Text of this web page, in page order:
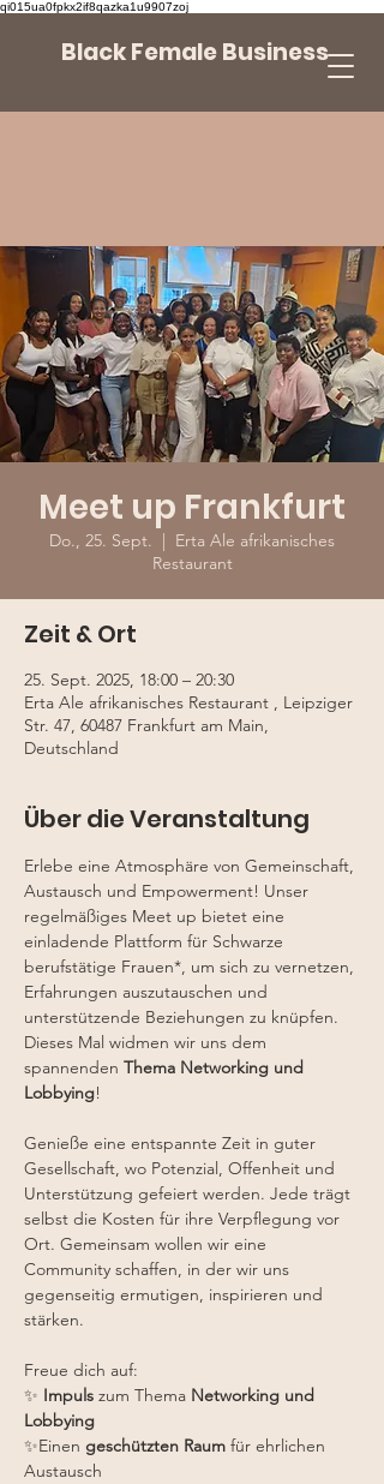
qi015ua0fpkx2if8qazka1u9907zoj
Black Female Business
Meet up Frankfurt
Do., 25. Sept.
  |
Erta Ale afrikanisches
Restaurant
Zeit & Ort
25. Sept. 2025, 18:00 – 20:30
Erta Ale afrikanisches Restaurant , Leipziger
Str. 47, 60487 Frankfurt am Main,
Deutschland
Über die Veranstaltung
Erlebe eine Atmosphäre von Gemeinschaft,
Austausch und Empowerment! Unser
regelmäßiges Meet up bietet eine
einladende Plattform für Schwarze
berufstätige Frauen*, um sich zu vernetzen,
Erfahrungen auszutauschen und
unterstützende Beziehungen zu knüpfen.
Dieses Mal widmen wir uns dem
spannenden Thema Networking und
Lobbying!
Genieße eine entspannte Zeit in guter
Gesellschaft, wo Potenzial, Offenheit und
Unterstützung gefeiert werden. Jede trägt
selbst die Kosten für ihre Verpflegung vor
Ort. Gemeinsam wollen wir eine
Community schaffen, in der wir uns
gegenseitig ermutigen, inspirieren und
stärken.
Freue dich auf:
✨ Impuls zum Thema Networking und
Lobbying
✨Einen geschützten Raum für ehrlichen
Austausch